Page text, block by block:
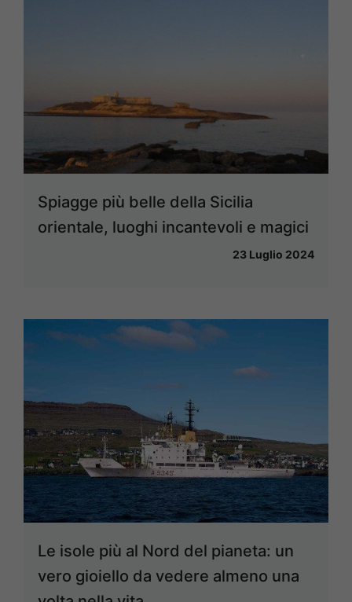
Spiagge più belle della Sicilia
orientale, luoghi incantevoli e magici
23 Luglio 2024
Le isole più al Nord del pianeta: un
vero gioiello da vedere almeno una